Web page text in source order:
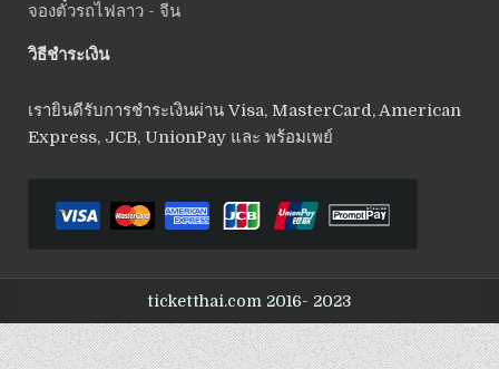
จองตั๋วรถไฟลาว - จีน
วิธีชำระเงิน
เรายินดีรับการชำระเงินผ่าน Visa, MasterCard, American
Express, JCB, UnionPay และ พร้อมเพย์
ticketthai.com 2016- 2023